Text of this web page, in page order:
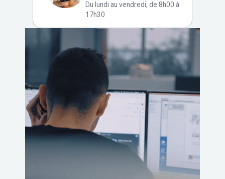
Du lundi au vendredi, de 8h00 à
17h30